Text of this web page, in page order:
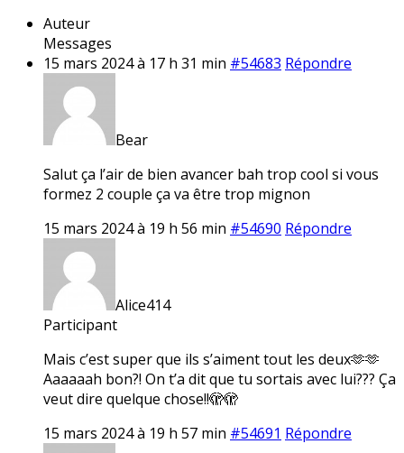
Auteur
Messages
15 mars 2024 à 17 h 31 min #54683 Répondre
Bear
Salut ça l’air de bien avancer bah trop cool si vous
formez 2 couple ça va être trop mignon
15 mars 2024 à 19 h 56 min #54690 Répondre
Alice414
Participant
Mais c’est super que ils s’aiment tout les deux🫶🫶
Aaaaaah bon?! On t’a dit que tu sortais avec lui??? Ça
veut dire quelque chose!!🫣🫣
15 mars 2024 à 19 h 57 min #54691 Répondre